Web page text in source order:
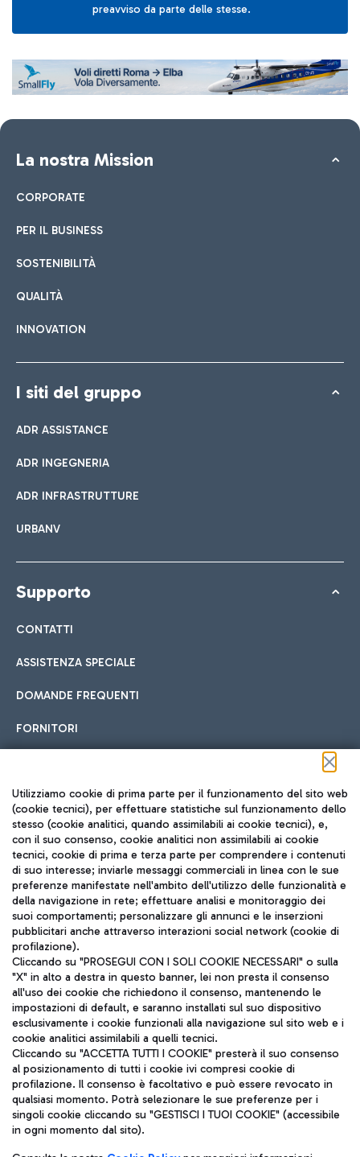
preavviso da parte delle stesse.
La nostra Mission
CORPORATE
PER IL BUSINESS
SOSTENIBILITÀ
QUALITÀ
INNOVATION
I siti del gruppo
ADR ASSISTANCE
ADR INGEGNERIA
ADR INFRASTRUTTURE
URBANV
Supporto
CONTATTI
ASSISTENZA SPECIALE
DOMANDE FREQUENTI
FORNITORI
Seguici sui social
TRAVEL JOURNAL
ITA
Aeroporti di Roma S.p.A. - Società soggetta a direzione e
coordinamento di Mundys S.p.A.
Codice fiscale e Registro delle Imprese di Roma 13032990155 P.
IVA 06572251004
Capitale sociale 62.224.743,00 int. vers.
Sede legale: Via Pier Paolo Racchetti 1 - 00054 Fiumicino (RM)
telefono +39 06 65951
Privacy policy
Note legali
Utilizziamo cookie di prima parte per il funzionamento del sito web
(cookie tecnici), per effettuare statistiche sul funzionamento dello
stesso (cookie analitici, quando assimilabili ai cookie tecnici), e,
con il suo consenso, cookie analitici non assimilabili ai cookie
tecnici, cookie di prima e terza parte per comprendere i contenuti
di suo interesse; inviarle messaggi commerciali in linea con le sue
preferenze manifestate nell'ambito dell'utilizzo delle funzionalità e
della navigazione in rete; effettuare analisi e monitoraggio dei
suoi comportamenti; personalizzare gli annunci e le inserzioni
pubblicitari anche attraverso interazioni social network (cookie di
profilazione).
Cliccando su "PROSEGUI CON I SOLI COOKIE NECESSARI" o sulla
"X" in alto a destra in questo banner, lei non presta il consenso
all'uso dei cookie che richiedono il consenso, mantenendo le
impostazioni di default, e saranno installati sul suo dispositivo
esclusivamente i cookie funzionali alla navigazione sul sito web e i
cookie analitici assimilabili a quelli tecnici.
Cliccando su "ACCETTA TUTTI I COOKIE" presterà il suo consenso
al posizionamento di tutti i cookie ivi compresi cookie di
profilazione. Il consenso è facoltativo e può essere revocato in
qualsiasi momento. Potrà selezionare le sue preferenze per i
singoli cookie cliccando su "GESTISCI I TUOI COOKIE" (accessibile
in ogni momento dal sito).